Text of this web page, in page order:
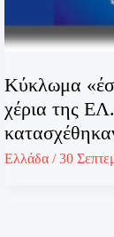
Κύκλωμα
χέρια της
Ελλάδα/30